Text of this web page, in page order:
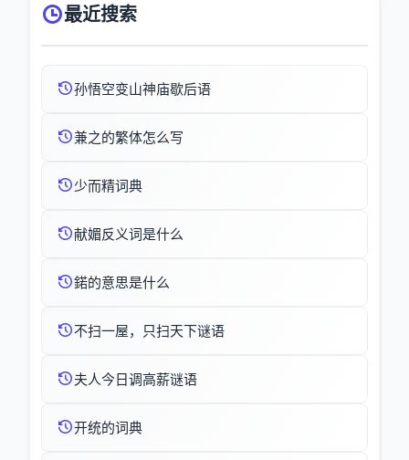
最近搜索
孙悟空变山神庙歇后语
兼之的繁体怎么写
少而精词典
献媚反义词是什么
鍩的意思是什么
不扫一屋，只扫天下谜语
夫人今日调高薪谜语
开统的词典